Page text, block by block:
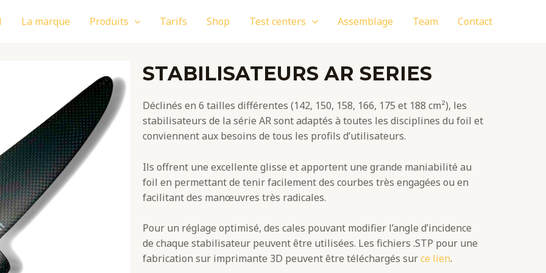
La marque Produits Tarifs Shop Test centers Assemblage Team Contact
STABILISATEURS AR SERIES
Déclinés en 6 tailles différentes (142, 150, 158, 166, 175 et 188 cm²), les
stabilisateurs de la série AR sont adaptés à toutes les disciplines du foil et
conviennent aux besoins de tous les profils d’utilisateurs.
Ils offrent une excellente glisse et apportent une grande maniabilité au
foil en permettant de tenir facilement des courbes très engagées ou en
facilitant des manœuvres très radicales.
Pour un réglage optimisé, des cales pouvant modifier l’angle d’incidence
de chaque stabilisateur peuvent être utilisées. Les fichiers .STP pour une
fabrication sur imprimante 3D peuvent être téléchargés surce lien.